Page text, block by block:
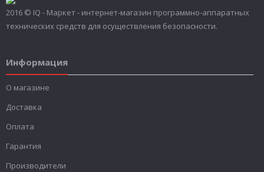
2016 © IQ - Маркет - интернет-магазин программно-аппаратных
технических средств для осуществления безопасности.
Информация
О магазине
Доставка
Оплата
Гарантия
Производители